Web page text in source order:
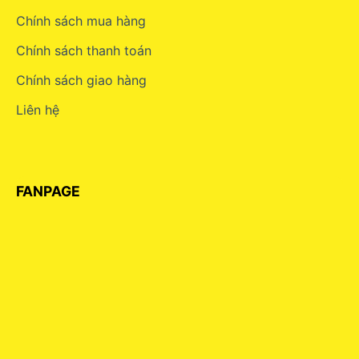
Chính sách mua hàng
Chính sách thanh toán
Chính sách giao hàng
Liên hệ
FANPAGE